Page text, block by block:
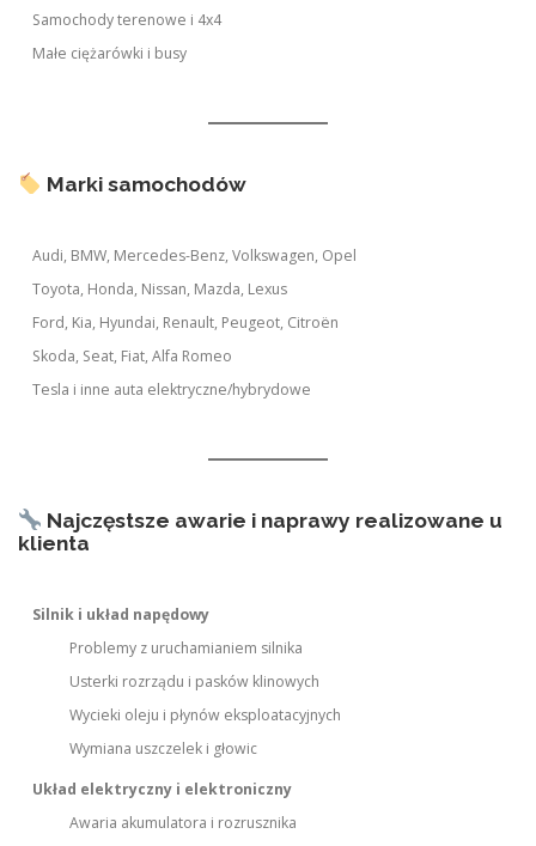
Samochody terenowe i 4x4
Małe ciężarówki i busy
Marki samochodów
Audi, BMW, Mercedes-Benz, Volkswagen, Opel
Toyota, Honda, Nissan, Mazda, Lexus
Ford, Kia, Hyundai, Renault, Peugeot, Citroën
Skoda, Seat, Fiat, Alfa Romeo
Tesla i inne auta elektryczne/hybrydowe
Najczęstsze awarie i naprawy realizowane u
klienta
Silnik i układ napędowy
Problemy z uruchamianiem silnika
Usterki rozrządu i pasków klinowych
Wycieki oleju i płynów eksploatacyjnych
Wymiana uszczelek i głowic
Układ elektryczny i elektroniczny
Awaria akumulatora i rozrusznika